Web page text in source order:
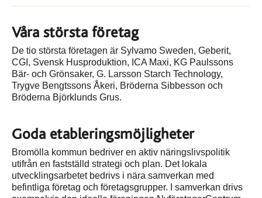
Våra största företag
De tio största företagen är Sylvamo Sweden, Geberit,
CGI, Svensk Husproduktion, ICA Maxi, KG Paulssons
Bär- och Grönsaker, G. Larsson Starch Technology,
Trygve Bengtssons Åkeri, Bröderna Sibbesson och
Bröderna Björklunds Grus.
Goda etableringsmöjligheter
Bromölla kommun bedriver en aktiv näringslivspolitik
utifrån en fastställd strategi och plan. Det lokala
utvecklingsarbetet bedrivs i nära samverkan med
befintliga företag och företagsgrupper. I samverkan drivs